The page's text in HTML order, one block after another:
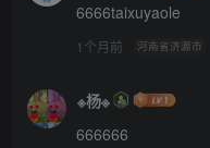
6666taixuyaole
1个月前 河南省济源市
※杨※
666666